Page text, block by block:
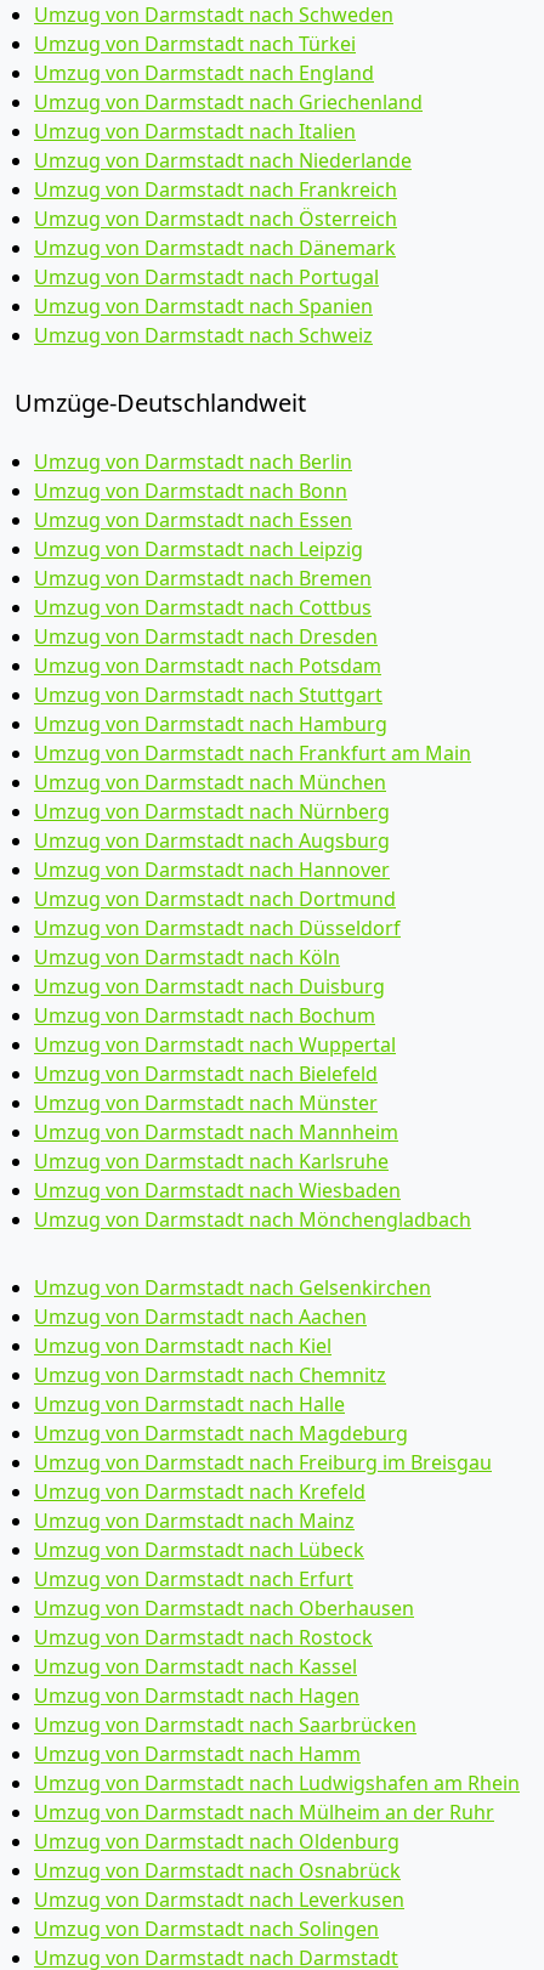
Umzug von Darmstadt nach Schweden
Umzug von Darmstadt nach Türkei
Umzug von Darmstadt nach England
Umzug von Darmstadt nach Griechenland
Umzug von Darmstadt nach Italien
Umzug von Darmstadt nach Niederlande
Umzug von Darmstadt nach Frankreich
Umzug von Darmstadt nach Österreich
Umzug von Darmstadt nach Dänemark
Umzug von Darmstadt nach Portugal
Umzug von Darmstadt nach Spanien
Umzug von Darmstadt nach Schweiz
Umzüge-Deutschlandweit
Umzug von Darmstadt nach Berlin
Umzug von Darmstadt nach Bonn
Umzug von Darmstadt nach Essen
Umzug von Darmstadt nach Leipzig
Umzug von Darmstadt nach Bremen
Umzug von Darmstadt nach Cottbus
Umzug von Darmstadt nach Dresden
Umzug von Darmstadt nach Potsdam
Umzug von Darmstadt nach Stuttgart
Umzug von Darmstadt nach Hamburg
Umzug von Darmstadt nach Frankfurt am Main
Umzug von Darmstadt nach München
Umzug von Darmstadt nach Nürnberg
Umzug von Darmstadt nach Augsburg
Umzug von Darmstadt nach Hannover
Umzug von Darmstadt nach Dortmund
Umzug von Darmstadt nach Düsseldorf
Umzug von Darmstadt nach Köln
Umzug von Darmstadt nach Duisburg
Umzug von Darmstadt nach Bochum
Umzug von Darmstadt nach Wuppertal
Umzug von Darmstadt nach Bielefeld
Umzug von Darmstadt nach Münster
Umzug von Darmstadt nach Mannheim
Umzug von Darmstadt nach Karlsruhe
Umzug von Darmstadt nach Wiesbaden
Umzug von Darmstadt nach Mönchen­gladbach
Umzug von Darmstadt nach Gelsenkirchen
Umzug von Darmstadt nach Aachen
Umzug von Darmstadt nach Kiel
Umzug von Darmstadt nach Chemnitz
Umzug von Darmstadt nach Halle
Umzug von Darmstadt nach Magdeburg
Umzug von Darmstadt nach Freiburg im Breisgau
Umzug von Darmstadt nach Krefeld
Umzug von Darmstadt nach Mainz
Umzug von Darmstadt nach Lübeck
Umzug von Darmstadt nach Erfurt
Umzug von Darmstadt nach Oberhausen
Umzug von Darmstadt nach Rostock
Umzug von Darmstadt nach Kassel
Umzug von Darmstadt nach Hagen
Umzug von Darmstadt nach Saarbrücken
Umzug von Darmstadt nach Hamm
Umzug von Darmstadt nach Ludwigshafen am Rhein
Umzug von Darmstadt nach Mülheim an der Ruhr
Umzug von Darmstadt nach Oldenburg
Umzug von Darmstadt nach Osnabrück
Umzug von Darmstadt nach Leverkusen
Umzug von Darmstadt nach Solingen
Umzug von Darmstadt nach Darmstadt